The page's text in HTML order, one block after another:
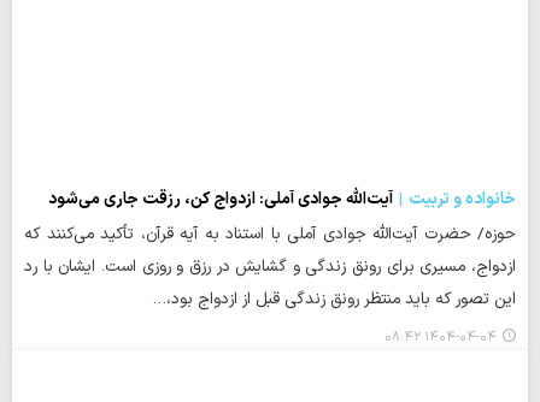
خانواده و تربیت
آیت‌الله جوادی آملی: ازدواج کن، رزقت جاری می‌شود
حوزه/ حضرت آیت‌الله جوادی آملی با استناد به آیه قرآن، تأکید می‌کنند که
ازدواج، مسیری برای رونق زندگی و گشایش در رزق و روزی است. ایشان با رد
این تصور که باید منتظر رونق زندگی قبل از ازدواج بود،…
۱۴۰۴-۰۴-۰۴ ۰۸:۴۲